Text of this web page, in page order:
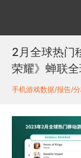
2月全球热门
荣耀》蝉联
手机游戏数据/报告/